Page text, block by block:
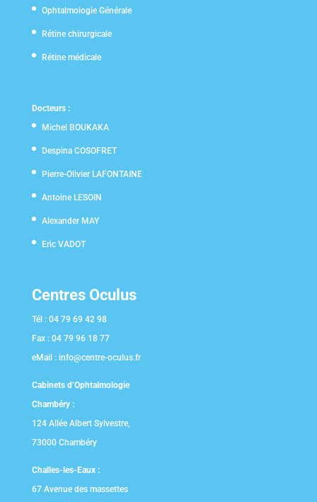
Ophtalmologie Générale
Rétine chirurgicale
Rétine médicale
Docteurs :
Michel BOUKAKA
Despina COSOFRET
Pierre-Olivier LAFONTAINE
Antoine LESOIN
Alexander MAY
Eric VADOT
Centres Oculus
Tél : 04 79 69 42 98
Fax : 04 79 96 18 77
eMail : info@centre-oculus.fr
Cabinets d’Ophtalmologie
Chambéry :
124 Allée Albert Sylvestre,
73000 Chambéry
Challes-les-Eaux :
67 Avenue des massettes